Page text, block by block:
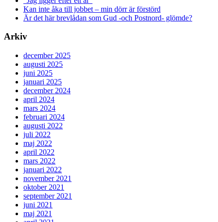
Kan inte åka till jobbet – min dörr är förstörd
Är det här brevlådan som Gud -och Postnord- glömde?
Arkiv
december 2025
augusti 2025
juni 2025
januari 2025
december 2024
april 2024
mars 2024
februari 2024
augusti 2022
juli 2022
maj 2022
april 2022
mars 2022
januari 2022
november 2021
oktober 2021
september 2021
juni 2021
maj 2021